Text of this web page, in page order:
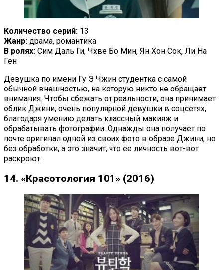
Количество серий: 13
Жанр: драма, романтика
В ролях: Сим Даль Ги, Чхве Бо Мин, Ян Хон Сок, Ли На
Гён
Девушка по имени Гу Э Чжин студентка с самой
обычной внешностью, на которую никто не обращает
внимания. Чтобы сбежать от реальности, она принимает
облик Джини, очень популярной девушки в соцсетях,
благодаря умению делать классный макияж и
обрабатывать фотографии. Однажды она получает по
почте оригинал одной из своих фото в образе Джини, но
без обработки, а это значит, что ее личность вот-вот
раскроют.
14. «Красотология 101» (2016)